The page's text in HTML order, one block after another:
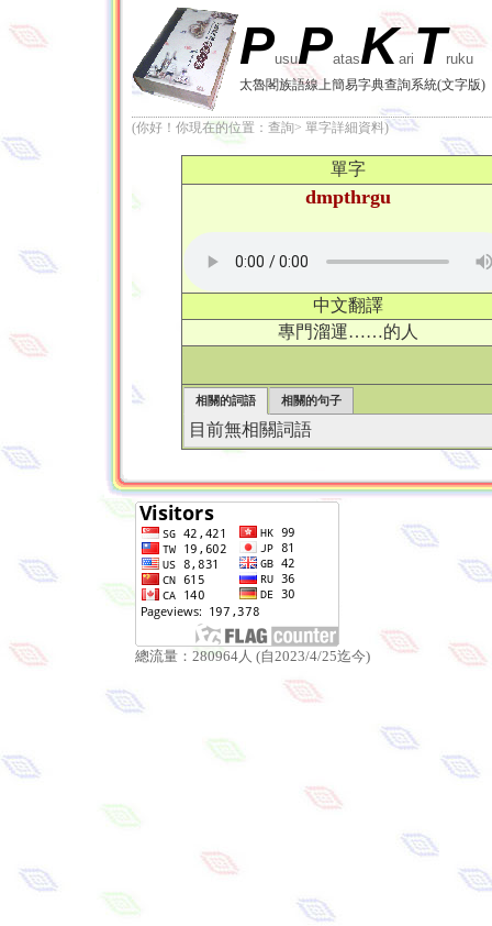
PusuPatasKariTruku
太魯閣族語線上簡易字典查詢系統(文字版)
(你好！你現在的位置：查詢> 單字詳細資料)
單字
dmpthrgu
中文翻譯
專門溜運……的人
相關的詞語 相關的句子
目前無相關詞語
總流量：280964人 (自2023/4/25迄今)